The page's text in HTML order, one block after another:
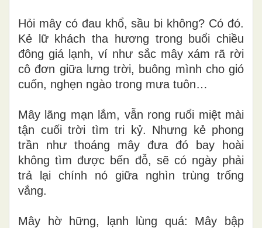
Hỏi mây có đau khổ, sầu bi không? Có đó.
Kẻ lữ khách tha hương trong buổi chiều
đông giá lạnh, ví như sắc mây xám rã rời
cô đơn giữa lưng trời, buông mình cho gió
cuốn, nghẹn ngào trong mưa tuôn…
Mây lãng mạn lắm, vẫn rong ruổi miệt mài
tận cuối trời tìm tri kỷ. Nhưng kẻ phong
trần như thoáng mây đưa đó bay hoài
không tìm được bến đỗ, sẽ có ngày phải
trả lại chính nó giữa nghìn trùng trống
vắng.
Mây hờ hững, lạnh lùng quá: Mây bập